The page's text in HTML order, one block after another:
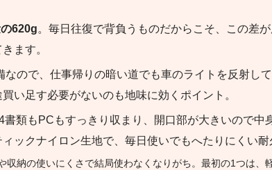
620g。毎日往復で背負うものだからこそ、この差
ます。
なので、仕事帰りの暗い道でも車のライトを反射し
い足す必要がないのも地味に効くポイント。
書類もPCもすっきり収まり、開口部が大きいので中
ックナイロン生地で、毎日使いでもへたりにくい耐
収納の使いにくさで結局使わなくなりがち。最初の1つは、